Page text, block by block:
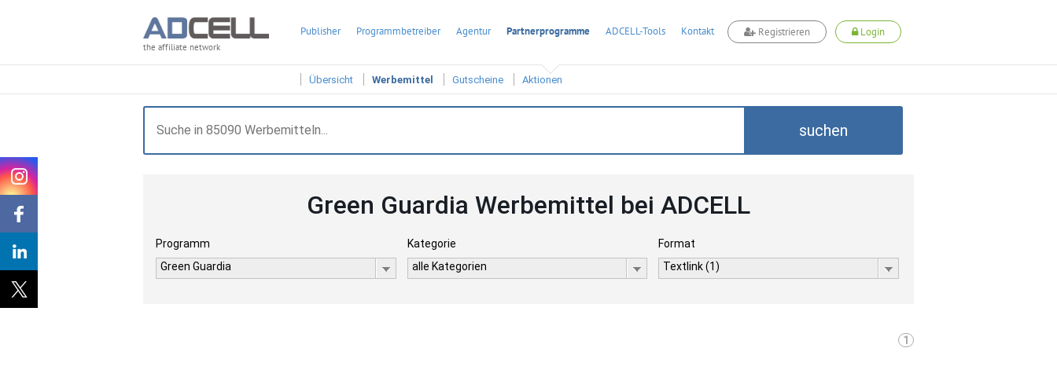
the affiliate network
Publisher Programmbetreiber Agentur Partnerprogramme ADCELL-Tools Kontakt Registrieren Login
Übersicht Werbemittel Gutscheine Aktionen
suchen
Green Guardia Werbemittel bei ADCELL
Programm
Green Guardia
Kategorie
alle Kategorien
Format
Textlink (1)
1